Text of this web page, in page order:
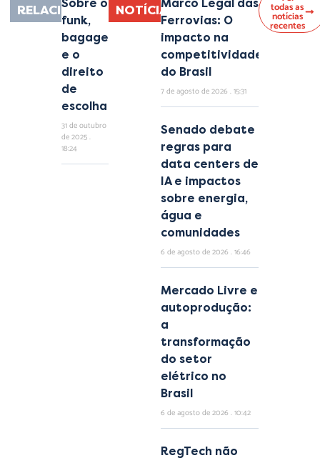
RELACIONADAS
Sobre o
funk,
bagagem
e o
direito
de
escolha
31 de outubro
de 2025
18:24
NOTÍCIASMarco Legal das
Ferrovias: O
impacto na
competitividade
do Brasil
7 de agosto de 2026 15:31
Senado debate
regras para
data centers de
IA e impactos
sobre energia,
água e
comunidades
6 de agosto de 2026 16:46
Mercado Livre e
autoprodução:
a
transformação
do setor
elétrico no
Brasil
6 de agosto de 2026 10:42
RegTech não
todas as
notícias
recentes